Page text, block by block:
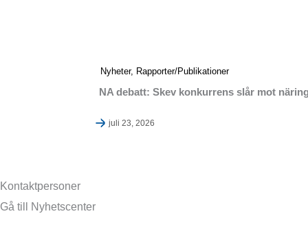
Nyheter, Rapporter/Publikationer
NA debatt: Skev konkurrens slår mot
juli 23, 2026
Kontaktpersoner
Gå till Nyhetscenter